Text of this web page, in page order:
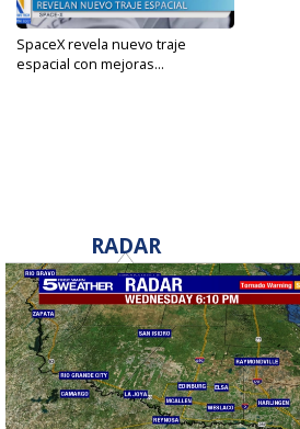
SpaceX revela nuevo traje
espacial con mejoras...
RADAR